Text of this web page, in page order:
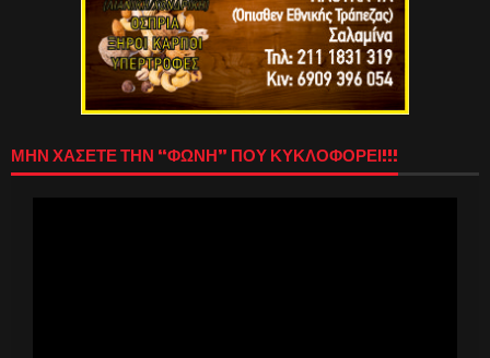
ΜΗΝ ΧΑΣΕΤΕ ΤΗΝ “ΦΩΝΗ” ΠΟΥ ΚΥΚΛΟΦΟΡΕΙ!!!